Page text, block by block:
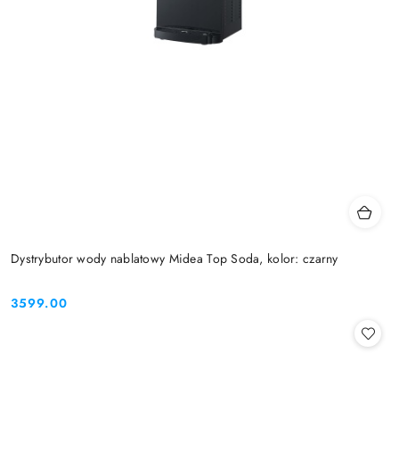
Dystrybutor wody nablatowy Midea Top Soda, kolor: czarny
Cena:
3599.00